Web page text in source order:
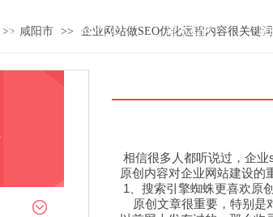
页 SEO优化 建站案例 服
>> 咸阳市 >> 企业网站做SEO优化远程内容很关键词
相信很多人都听说过，企
原创内容对企业网站建设的
1、搜索引擎蜘蛛更喜欢原
原创文章很重要，特别是